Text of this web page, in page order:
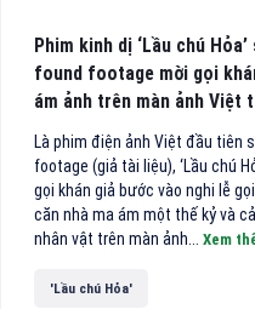
Phim kinh dị ‘Lầu chú
found footage mời gọi
ám ảnh trên màn ảnh Việt
Là phim điện ảnh Việt đầu tiên
footage (giả tài liệu), ‘Lầu chú
gọi khán giả bước vào nghi lễ
căn nhà ma ám một thế kỷ và
nhân vật trên màn ảnh... Xem
'Lầu chú Hỏa'